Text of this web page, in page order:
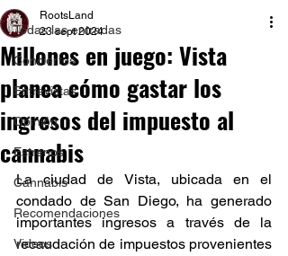
Todas las entradas
Conciertos
Entrevistas
Opinión
Estrenos
Cannabis
Recomendaciones
Videos
Millones en juego: Vista
planea cómo gastar los
ingresos del impuesto al
cannabis
RootsLand
23 sept 2024
La ciudad de Vista, ubicada en el
condado de San Diego, ha generado
importantes ingresos a través de la
recaudación de impuestos provenientes